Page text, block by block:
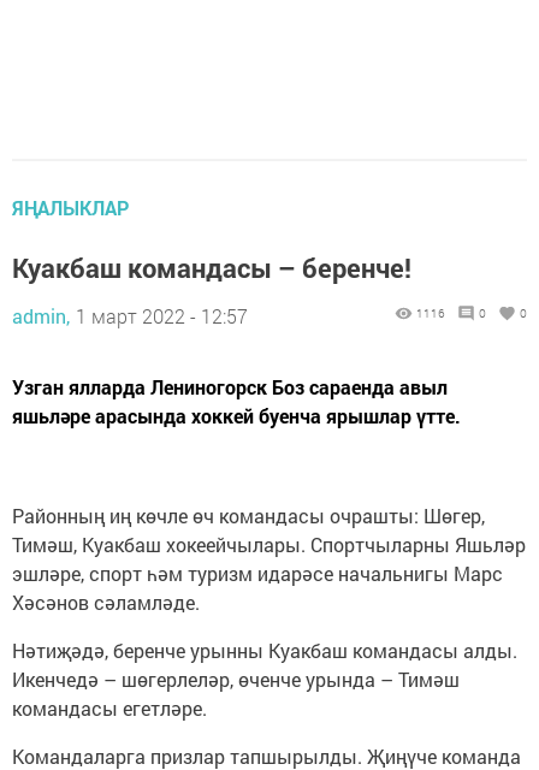
ЯҢАЛЫКЛАР
Куакбаш командасы – беренче!
admin, 1 март 2022 - 12:57 1116 0 0
Узган ялларда Лениногорск Боз сараенда авыл
яшьләре арасында хоккей буенча ярышлар үтте.
Районның иң көчле өч командасы очрашты: Шөгер,
Тимәш, Куакбаш хокеейчылары. Спортчыларны Яшьләр
эшләре, спорт һәм туризм идарәсе начальнигы Марс
Хәсәнов сәламләде.
Нәтиҗәдә, беренче урынны Куакбаш командасы алды.
Икенчедә – шөгерлеләр, өченче урында – Тимәш
командасы егетләре.
Командаларга призлар тапшырылды. Җиңүче команда